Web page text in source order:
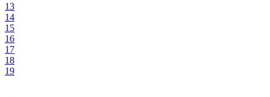
13
14
15
16
17
18
19